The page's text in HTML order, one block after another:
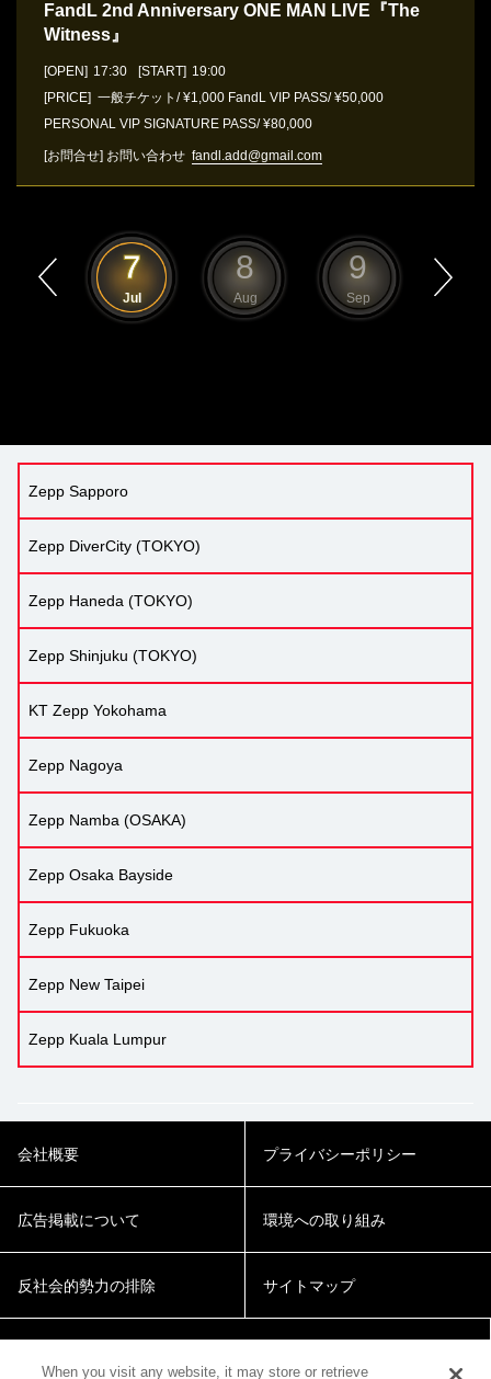
FandL 2nd Anniversary ONE MAN LIVE『The
Witness』
[OPEN] 17:30 [START] 19:00
[PRICE] 一般チケット/ ¥1,000 FandL VIP PASS/ ¥50,000
PERSONAL VIP SIGNATURE PASS/ ¥80,000
[お問合せ] お問い合わせ fandl.add@gmail.com
7
Jul
8
Aug
9
Sep
Zepp Sapporo
Zepp DiverCity (TOKYO)
Zepp Haneda (TOKYO)
Zepp Shinjuku (TOKYO)
KT Zepp Yokohama
Zepp Nagoya
Zepp Namba (OSAKA)
Zepp Osaka Bayside
Zepp Fukuoka
Zepp New Taipei
Zepp Kuala Lumpur
会社概要 プライバシーポリシー
広告掲載について 環境への取り組み
反社会的勢力の排除 サイトマップ
When you visit any website, it may store or retrieve